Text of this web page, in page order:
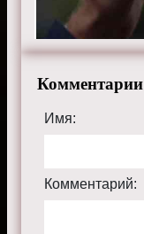
Комментарии
Имя:
Комментарий: